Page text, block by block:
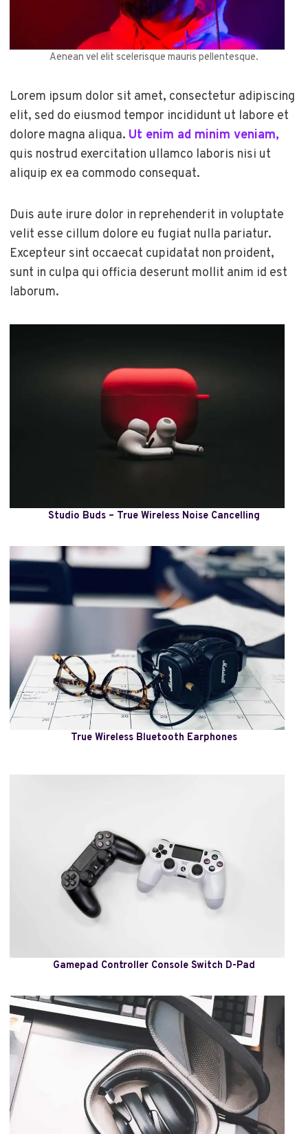
Aenean vel elit scelerisque mauris pellentesque.
Lorem ipsum dolor sit amet, consectetur adipiscing
elit, sed do eiusmod tempor incididunt ut labore et
dolore magna aliqua. Ut enim ad minim veniam,
quis nostrud exercitation ullamco laboris nisi ut
aliquip ex ea commodo consequat.
Duis aute irure dolor in reprehenderit in voluptate
velit esse cillum dolore eu fugiat nulla pariatur.
Excepteur sint occaecat cupidatat non proident,
sunt in culpa qui officia deserunt mollit anim id est
laborum.
Studio Buds – True Wireless Noise Cancelling
True Wireless Bluetooth Earphones
Gamepad Controller Console Switch D-Pad